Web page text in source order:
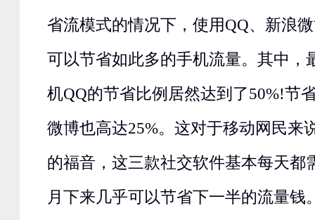
省流模式的情况下，使用QQ、新浪
可以节省如此多的手机流量。其中，
机QQ的节省比例居然达到了50%!节
微博也高达25%。这对于移动网民来
的福音，这三款社交软件基本每天都
月下来几乎可以节省下一半的流量钱